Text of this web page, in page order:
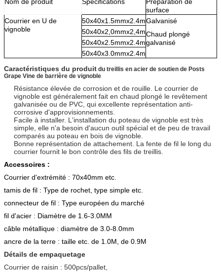
surface
Courrier en U de
vignoble
50x40x1.5mmx2.4mGalvanisé
Chaud plongé
galvanisé
50x40x2,0mmx2,4m
50x40x2.5mmx2.4m
50x40x3.0mmx2.4m
Caractéristiques du produit du treillis en acier de soutien de Posts
Grape Vine de barrière de vignoble
Résistance élevée de corrosion et de rouille. Le courrier de
vignoble est généralement fait en chaud plongé le revêtement
galvanisée ou de PVC, qui excellente représentation anti-
corrosive d'approvisionnements.
Facile à installer. L'installation du poteau de vignoble est très
simple, elle n'a besoin d'aucun outil spécial et de peu de travail
comparés au poteau en bois de vignoble.
Bonne représentation de attachement. La fente de fil le long du
courrier fournit le bon contrôle des fils de treillis.
Accessoires :
Courrier d'extrémité : 70x40mm etc.
tamis de fil : Type de rochet, type simple etc.
connecteur de fil : Type européen du marché
fil d'acier : Diamètre de 1.6-3.0MM
câble métallique : diamètre de 3.0-8.0mm
ancre de la terre : taille etc. de 1.0M, de 0.9M
Détails de empaquetage
Courrier de raisin : 500pcs/pallet,